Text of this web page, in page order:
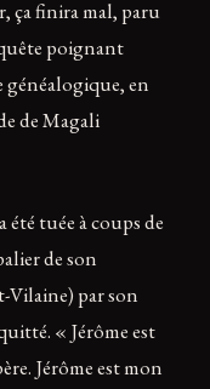
ça finira mal, paru
poignant
en
de Magali
tuée à coups de
de son
par son
« Jérôme est
Jérôme est mon